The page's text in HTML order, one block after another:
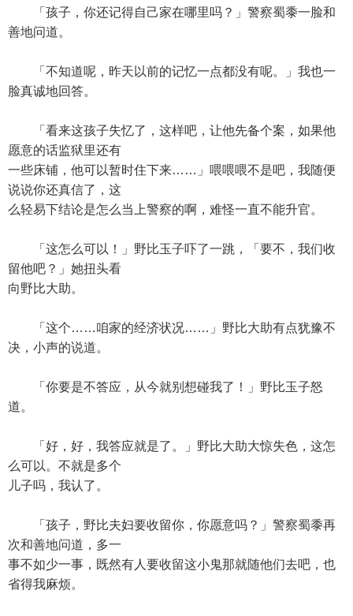
「孩子，你还记得自己家在哪里吗？」警察蜀黍一脸和
善地问道。
「不知道呢，昨天以前的记忆一点都没有呢。」我也一
脸真诚地回答。
「看来这孩子失忆了，这样吧，让他先备个案，如果他
愿意的话监狱里还有
一些床铺，他可以暂时住下来……」喂喂喂不是吧，我随便
说说你还真信了，这
么轻易下结论是怎么当上警察的啊，难怪一直不能升官。
「这怎么可以！」野比玉子吓了一跳，「要不，我们收
留他吧？」她扭头看
向野比大助。
「这个……咱家的经济状况……」野比大助有点犹豫不
决，小声的说道。
「你要是不答应，从今就别想碰我了！」野比玉子怒
道。
「好，好，我答应就是了。」野比大助大惊失色，这怎
么可以。不就是多个
儿子吗，我认了。
「孩子，野比夫妇要收留你，你愿意吗？」警察蜀黍再
次和善地问道，多一
事不如少一事，既然有人要收留这小鬼那就随他们去吧，也
省得我麻烦。